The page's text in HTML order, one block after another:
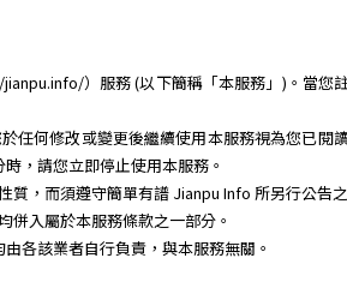
）服務 (以下簡稱「本服務」)。當您
任何修改或變更後繼續使用本服務視為您已閱
，請您立即停止使用本服務。
，而須遵守簡單有譜 Jianpu Info 所另行公告
併入屬於本服務條款之一部分。
各該業者自行負責，與本服務無關。